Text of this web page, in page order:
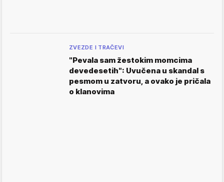
ZVEZDE I TRAČEVI
"Pevala sam žestokim momcima
devedesetih": Uvučena u skandal s
pesmom u zatvoru, a ovako je pričala
o klanovima